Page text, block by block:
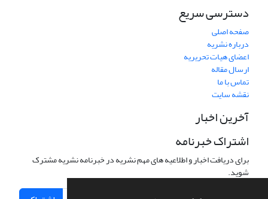
دسترسی سریع
صفحه اصلی
درباره نشریه
اعضای هیات تحریریه
ارسال مقاله
تماس با ما
نقشه سایت
آخرین اخبار
اشتراک خبرنامه
برای دریافت اخبار و اطلاعیه های مهم نشریه در خبرنامه نشریه مشترک
شوید.